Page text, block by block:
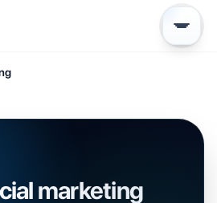
marketing